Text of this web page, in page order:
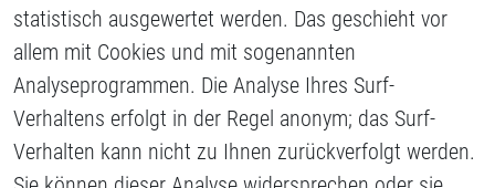
statistisch ausgewertet werden. Das geschieht vor
allem mit Cookies und mit sogenannten
Analyseprogrammen. Die Analyse Ihres Surf-
Verhaltens erfolgt in der Regel anonym; das Surf-
Verhalten kann nicht zu Ihnen zurückverfolgt werden.